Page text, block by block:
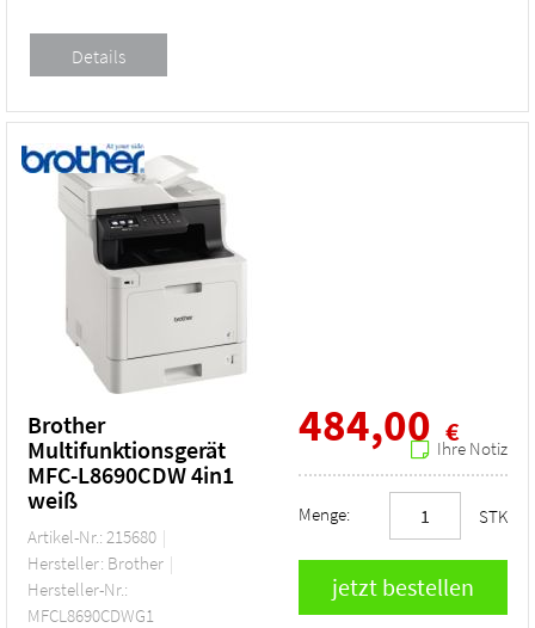
Brother
Multifunktionsgerät
MFC-L8690CDW 4in1
weiß
Artikel-Nr.: 215680
Hersteller: Brother
Hersteller-Nr.:
MFCL8690CDWG1
484,00 €
Ihre Notiz
Menge: STK